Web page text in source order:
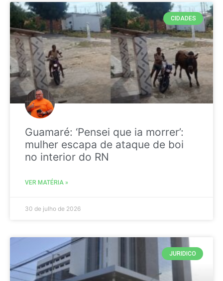
CIDADES
Guamaré: ‘Pensei que ia morrer’:
mulher escapa de ataque de boi
no interior do RN
VER MATÉRIA »
30 de julho de 2026
JURIDICO